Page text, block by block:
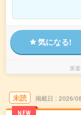
気になる!
派
未読
NEW
掲載日 2026/